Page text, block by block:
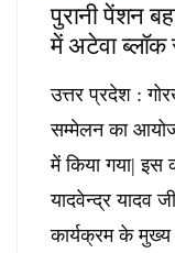
पुरानी पेंशन
में अटेवा
उत्तर प्रदेश :
सम्मेलन का
में किया गया| इस
यादवेन्द्र यादव
कार्यक्रम के